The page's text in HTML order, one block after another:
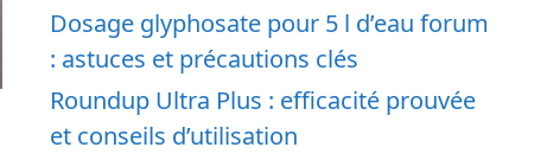
Dosage glyphosate pour 5 l d’eau forum
: astuces et précautions clés
Roundup Ultra Plus : efficacité prouvée
et conseils d’utilisation